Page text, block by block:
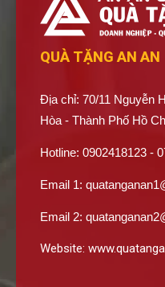
QUÀ TẶNG AN AN
Địa chỉ: 70/11 Nguyễn
Hòa - Thành Phố Hồ
Hotline: 0902418123 -
Email 1:
Email 2:
Website: